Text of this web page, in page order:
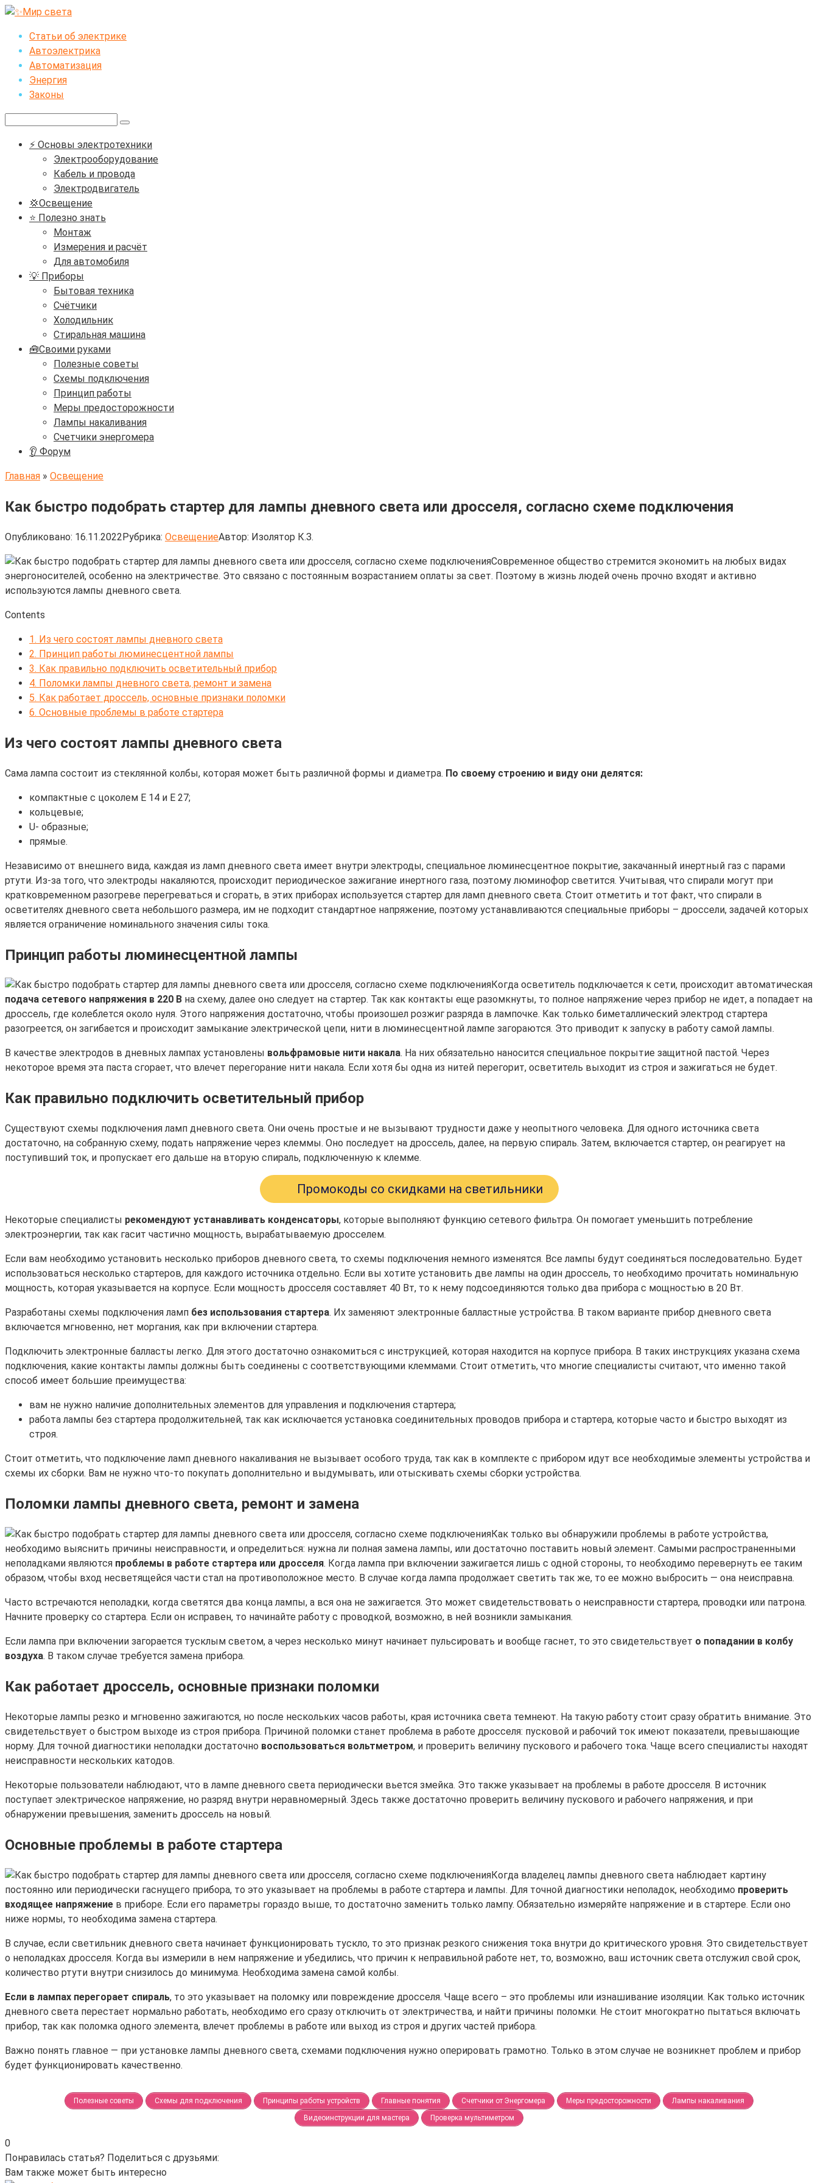
Перейти
контентуСтатьи об электрике
Автоэлектрика
Автоматизация
Энергия
Законы
⚡ Основы электротехники
Электрооборудование
Кабель и провода
Электродвигатель
💢Освещение
⭐ Полезно знать
Монтаж
Измерения и расчёт
Для автомобиля
💡 Приборы
Бытовая техника
Счётчики
Холодильник
Стиральная машина
🧰Своими руками
Полезные советы
Схемы подключения
Принцип работы
Меры предосторожности
Лампы накаливания
Счетчики энергомера
👂 Форум
Главная » Освещение
Как быстро подобрать стартер для лампы дневного света или дросселя, согласно схеме подключения
Опубликовано: 16.11.2022Рубрика: ОсвещениеАвтор: Изолятор К.З.
Современное общество стремится экономить на любых видах
энергоносителей, особенно на электричестве. Это связано с постоянным возрастанием оплаты за свет. Поэтому в жизнь людей очень прочно входят и активно
используются лампы дневного света.
Contents
1. Из чего состоят лампы дневного света
2. Принцип работы люминесцентной лампы
3. Как правильно подключить осветительный прибор
4. Поломки лампы дневного света, ремонт и замена
5. Как работает дроссель, основные признаки поломки
6. Основные проблемы в работе стартера
Из чего состоят лампы дневного света
Сама лампа состоит из стеклянной колбы, которая может быть различной формы и диаметра. По своему строению и виду они делятся:
компактные с цоколем Е 14 и Е 27;
кольцевые;
U- образные;
прямые.
Независимо от внешнего вида, каждая из ламп дневного света имеет внутри электроды, специальное люминесцентное покрытие, закачанный инертный газ с парами
ртути. Из-за того, что электроды накаляются, происходит периодическое зажигание инертного газа, поэтому люминофор светится. Учитывая, что спирали могут при
кратковременном разогреве перегреваться и сгорать, в этих приборах используется стартер для ламп дневного света. Стоит отметить и тот факт, что спирали в
осветителях дневного света небольшого размера, им не подходит стандартное напряжение, поэтому устанавливаются специальные приборы – дроссели, задачей которых
является ограничение номинального значения силы тока.
Принцип работы люминесцентной лампы
Когда осветитель подключается к сети, происходит автоматическая
подача сетевого напряжения в 220 В на схему, далее оно следует на стартер. Так как контакты еще разомкнуты, то полное напряжение через прибор не идет, а попадает на
дроссель, где колеблется около нуля. Этого напряжения достаточно, чтобы произошел розжиг разряда в лампочке. Как только биметаллический электрод стартера
разогреется, он загибается и происходит замыкание электрической цепи, нити в люминесцентной лампе загораются. Это приводит к запуску в работу самой лампы.
В качестве электродов в дневных лампах установлены вольфрамовые нити накала. На них обязательно наносится специальное покрытие защитной пастой. Через
некоторое время эта паста сгорает, что влечет перегорание нити накала. Если хотя бы одна из нитей перегорит, осветитель выходит из строя и зажигаться не будет.
Как правильно подключить осветительный прибор
Существуют схемы подключения ламп дневного света. Они очень простые и не вызывают трудности даже у неопытного человека. Для одного источника света
достаточно, на собранную схему, подать напряжение через клеммы. Оно последует на дроссель, далее, на первую спираль. Затем, включается стартер, он реагирует на
поступивший ток, и пропускает его дальше на вторую спираль, подключенную к клемме.
Промокоды со скидками на светильники
Некоторые специалисты рекомендуют устанавливать конденсаторы, которые выполняют функцию сетевого фильтра. Он помогает уменьшить потребление
электроэнергии, так как гасит частично мощность, вырабатываемую дросселем.
Если вам необходимо установить несколько приборов дневного света, то схемы подключения немного изменятся. Все лампы будут соединяться последовательно. Будет
использоваться несколько стартеров, для каждого источника отдельно. Если вы хотите установить две лампы на один дроссель, то необходимо прочитать номинальную
мощность, которая указывается на корпусе. Если мощность дросселя составляет 40 Вт, то к нему подсоединяются только два прибора с мощностью в 20 Вт.
Разработаны схемы подключения ламп без использования стартера. Их заменяют электронные балластные устройства. В таком варианте прибор дневного света
включается мгновенно, нет моргания, как при включении стартера.
Подключить электронные балласты легко. Для этого достаточно ознакомиться с инструкцией, которая находится на корпусе прибора. В таких инструкциях указана схема
подключения, какие контакты лампы должны быть соединены с соответствующими клеммами. Стоит отметить, что многие специалисты считают, что именно такой
способ имеет большие преимущества:
вам не нужно наличие дополнительных элементов для управления и подключения стартера;
работа лампы без стартера продолжительней, так как исключается установка соединительных проводов прибора и стартера, которые часто и быстро выходят из
строя.
Стоит отметить, что подключение ламп дневного накаливания не вызывает особого труда, так как в комплекте с прибором идут все необходимые элементы устройства и
схемы их сборки. Вам не нужно что-то покупать дополнительно и выдумывать, или отыскивать схемы сборки устройства.
Поломки лампы дневного света, ремонт и замена
Как только вы обнаружили проблемы в работе устройства,
необходимо выяснить причины неисправности, и определиться: нужна ли полная замена лампы, или достаточно поставить новый элемент. Самыми распространенными
неполадками являются проблемы в работе стартера или дросселя. Когда лампа при включении зажигается лишь с одной стороны, то необходимо перевернуть ее таким
образом, чтобы вход несветящейся части стал на противоположное место. В случае когда лампа продолжает светить так же, то ее можно выбросить — она неисправна.
Часто встречаются неполадки, когда светятся два конца лампы, а вся она не зажигается. Это может свидетельствовать о неисправности стартера, проводки или патрона.
Начните проверку со стартера. Если он исправен, то начинайте работу с проводкой, возможно, в ней возникли замыкания.
Если лампа при включении загорается тусклым светом, а через несколько минут начинает пульсировать и вообще гаснет, то это свидетельствует о попадании в колбу
воздуха. В таком случае требуется замена прибора.
Как работает дроссель, основные признаки поломки
Некоторые лампы резко и мгновенно зажигаются, но после нескольких часов работы, края источника света темнеют. На такую работу стоит сразу обратить внимание. Это
свидетельствует о быстром выходе из строя прибора. Причиной поломки станет проблема в работе дросселя: пусковой и рабочий ток имеют показатели, превышающие
норму. Для точной диагностики неполадки достаточно воспользоваться вольтметром, и проверить величину пускового и рабочего тока. Чаще всего специалисты находят
неисправности нескольких катодов.
Некоторые пользователи наблюдают, что в лампе дневного света периодически вьется змейка. Это также указывает на проблемы в работе дросселя. В источник
поступает электрическое напряжение, но разряд внутри неравномерный. Здесь также достаточно проверить величину пускового и рабочего напряжения, и при
обнаружении превышения, заменить дроссель на новый.
Основные проблемы в работе стартера
Когда владелец лампы дневного света наблюдает картину
постоянно или периодически гаснущего прибора, то это указывает на проблемы в работе стартера и лампы. Для точной диагностики неполадок, необходимо проверить
входящее напряжение в приборе. Если его параметры гораздо выше, то достаточно заменить только лампу. Обязательно измеряйте напряжение и в стартере. Если оно
ниже нормы, то необходима замена стартера.
В случае, если светильник дневного света начинает функционировать тускло, то это признак резкого снижения тока внутри до критического уровня. Это свидетельствует
о неполадках дросселя. Когда вы измерили в нем напряжение и убедились, что причин к неправильной работе нет, то, возможно, ваш источник света отслужил свой срок,
количество ртути внутри снизилось до минимума. Необходима замена самой колбы.
Если в лампах перегорает спираль, то это указывает на поломку или повреждение дросселя. Чаще всего – это проблемы или изнашивание изоляции. Как только источник
дневного света перестает нормально работать, необходимо его сразу отключить от электричества, и найти причины поломки. Не стоит многократно пытаться включать
прибор, так как поломка одного элемента, влечет проблемы в работе или выход из строя и других частей прибора.
Важно понять главное — при установке лампы дневного света, схемами подключения нужно оперировать грамотно. Только в этом случае не возникнет проблем и прибор
будет функционировать качественно.
Полезные советы Схемы для подключения Принципы работы устройств Главные понятия Счетчики от Энергомера Меры предосторожности
Лампы накаливания
Видеоинструкции для мастера
Проверка мультиметром
0
Понравилась статья? Поделиться с друзьями:
Вам также может быть интересно